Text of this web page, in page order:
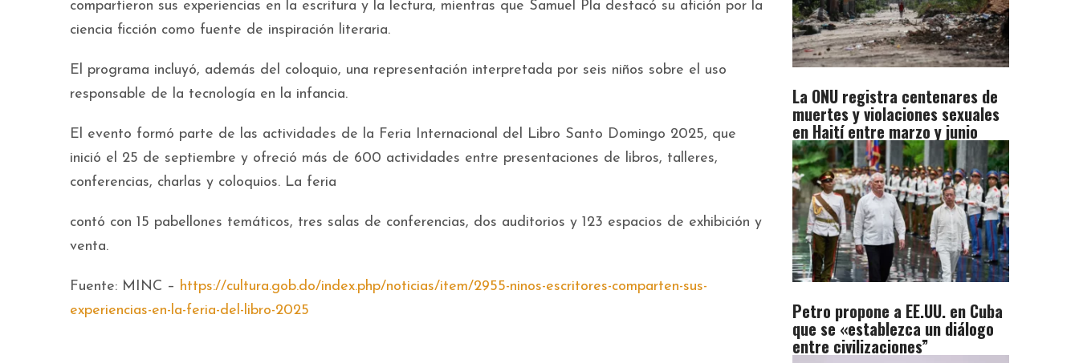
compartieron sus experiencias en la escritura y la lectura, mientras que Samuel Pla destacó su afición por la
ciencia ficción como fuente de inspiración literaria.
El programa incluyó, además del coloquio, una representación interpretada por seis niños sobre el uso
responsable de la tecnología en la infancia.
El evento formó parte de las actividades de la Feria Internacional del Libro Santo Domingo 2025, que
inició el 25 de septiembre y ofreció más de 600 actividades entre presentaciones de libros, talleres,
conferencias, charlas y coloquios. La feria
contó con 15 pabellones temáticos, tres salas de conferencias, dos auditorios y 123 espacios de exhibición y
venta.
Fuente: MINC – https://cultura.gob.do/index.php/noticias/item/2955-ninos-escritores-comparten-sus-
experiencias-en-la-feria-del-libro-2025
La ONU registra centenares de
muertes y violaciones sexuales
en Haití entre marzo y junio
Petro propone a EE.UU. en Cuba
que se «establezca un diálogo
entre civilizaciones”